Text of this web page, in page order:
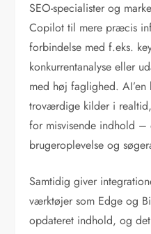
SEO-specialister og
Copilot til mere præcis
forbindelse med f.eks.
konkurrentanalyse eller
med høj faglighed. AI’en
troværdige kilder i
for misvisende indhold
brugeroplevelse og
Samtidig giver
værktøjer som Edge og
opdateret indhold, og